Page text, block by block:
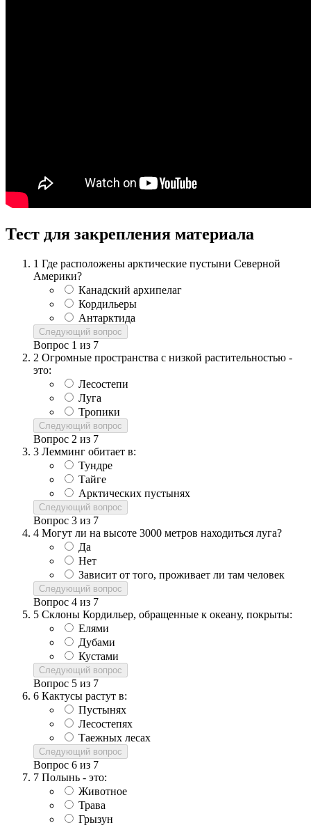
Тест для закрепления материала
1 Где расположены арктические пустыни Северной
Америки?
Канадский архипелаг
Кордильеры
Антарктида
Следующий вопрос
Вопрос 1 из 7
2 Огромные пространства с низкой растительностью -
это:
Лесостепи
Луга
Тропики
Следующий вопрос
Вопрос 2 из 7
3 Лемминг обитает в:
Тундре
Тайге
Арктических пустынях
Следующий вопрос
Вопрос 3 из 7
4 Могут ли на высоте 3000 метров находиться луга?
Да
Нет
Зависит от того, проживает ли там человек
Следующий вопрос
Вопрос 4 из 7
5 Склоны Кордильер, обращенные к океану, покрыты:
Елями
Дубами
Кустами
Следующий вопрос
Вопрос 5 из 7
6 Кактусы растут в:
Пустынях
Лесостепях
Таежных лесах
Следующий вопрос
Вопрос 6 из 7
7 Полынь - это:
Животное
Трава
Грызун